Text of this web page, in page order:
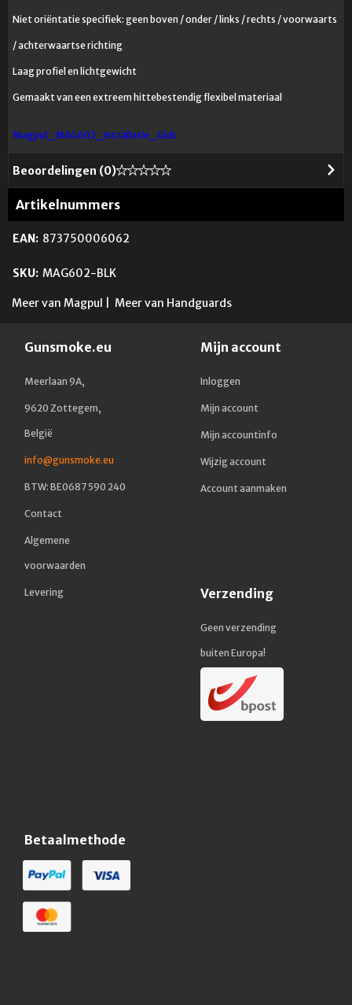
Niet oriëntatie specifiek: geen boven / onder / links / rechts / voorwaarts
/ achterwaartse richting
Laag profiel en lichtgewicht
Gemaakt van een extreem hittebestendig flexibel materiaal
Magpul_MAG602_Installatie_Gids
Beoordelingen (0)
Artikelnummers
EAN: 873750006062
SKU: MAG602-BLK
Meer van Magpul Meer van Handguards
Gunsmoke.eu
Meerlaan 9A,
9620 Zottegem,
België
info@gunsmoke.eu
BTW: BE0687 590 240
Contact
Algemene
voorwaarden
Levering
Mijn account
Inloggen
Mijn account
Mijn accountinfo
Wijzig account
Account aanmaken
Verzending
Geen verzending
buiten Europa!
Betaalmethode